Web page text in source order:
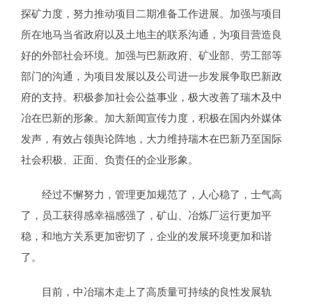
探矿力度，努力推动项目二期准备工作进展。加强与项目
所在地马当省政府以及土地主的联系沟通，为项目营造良
好的外部社会环境。加强与巴新政府、矿业部、劳工部等
部门的沟通，为项目发展以及公司进一步发展争取巴新政
府的支持。积极参加社会公益事业，极大改善了瑞木及中
冶在巴新的形象。加大新闻宣传力度，积极在国内外媒体
发声，有效占领舆论阵地，大力维持瑞木在巴新乃至国际
社会积极、正面、负责任的企业形象。
经过不懈努力，管理更加规范了，人心稳了，士气高
了，员工获得感幸福感强了，矿山、冶炼厂运行更加平
稳，和地方关系更加密切了，企业的发展环境更加和谐
了。
目前，中冶瑞木走上了高质量可持续的良性发展轨